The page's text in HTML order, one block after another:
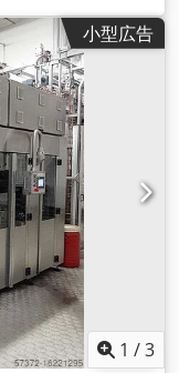
小型広告
1 /3